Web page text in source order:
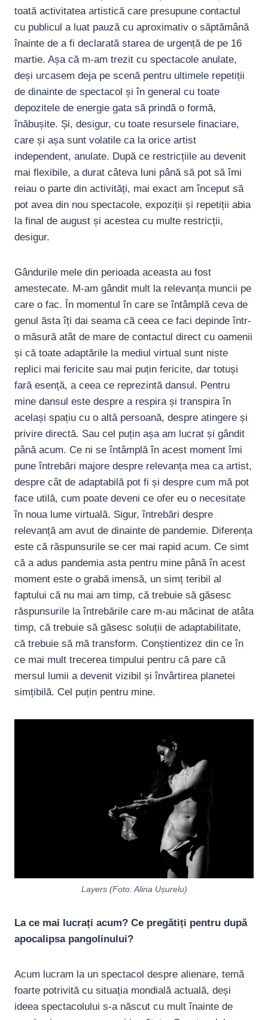
toată activitatea artistică care presupune contactul
cu publicul a luat pauză cu aproximativ o săptămână
înainte de a fi declarată starea de urgență de pe 16
martie. Așa că m-am trezit cu spectacole anulate,
deși urcasem deja pe scenă pentru ultimele repetiții
de dinainte de spectacol și în general cu toate
depozitele de energie gata să prindă o formă,
înăbușite. Și, desigur, cu toate resursele finaciare,
care și așa sunt volatile ca la orice artist
independent, anulate. După ce restricțiile au devenit
mai flexibile, a durat câteva luni până să pot să îmi
reiau o parte din activități, mai exact am început să
pot avea din nou spectacole, expoziții și repetiții abia
la final de august și acestea cu multe restricții,
desigur.
Gândurile mele din perioada aceasta au fost
amestecate. M-am gândit mult la relevanța muncii pe
care o fac. În momentul în care se întâmplă ceva de
genul ăsta îți dai seama că ceea ce faci depinde într-
o măsură atât de mare de contactul direct cu oamenii
și că toate adaptările la mediul virtual sunt niste
replici mai fericite sau mai puțin fericite, dar totuși
fară esență, a ceea ce reprezintă dansul. Pentru
mine dansul este despre a respira și transpira în
același spațiu cu o altă persoană, despre atingere și
privire directă. Sau cel puțin așa am lucrat și gândit
până acum. Ce ni se întâmplă în acest moment îmi
pune întrebări majore despre relevanța mea ca artist,
despre cât de adaptabilă pot fi și despre cum mă pot
face utilă, cum poate deveni ce ofer eu o necesitate
în noua lume virtuală. Sigur, întrebări despre
relevanță am avut de dinainte de pandemie. Diferența
este că răspunsurile se cer mai rapid acum. Ce simt
că a adus pandemia asta pentru mine până în acest
moment este o grabă imensă, un simț teribil al
faptului că nu mai am timp, că trebuie să găsesc
răspunsurile la întrebările care m-au măcinat de atâta
timp, că trebuie să găsesc soluții de adaptabilitate,
că trebuie să mă transform. Conștientizez din ce în
ce mai mult trecerea timpului pentru că pare că
mersul lumii a devenit vizibil și învârtirea planetei
simțibilă. Cel puțin pentru mine.
Layers (Foto: Alina Ușurelu)
La ce mai lucrați acum? Ce pregătiți pentru după
apocalipsa pangolinului?
Acum lucram la un spectacol despre alienare, temă
foarte potrivită cu situația mondială actuală, deși
ideea spectacolului s-a născut cu mult înainte de